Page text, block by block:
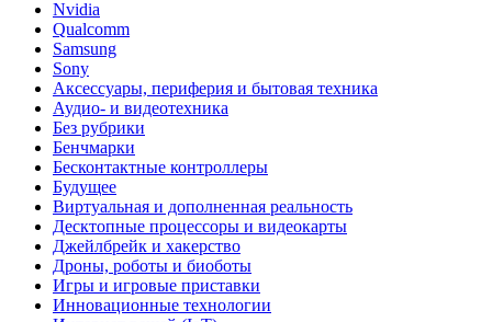
Nvidia
Qualcomm
Samsung
Sony
Аксессуары, периферия и бытовая техника
Аудио- и видеотехника
Без рубрики
Бенчмарки
Бесконтактные контроллеры
Будущее
Виртуальная и дополненная реальность
Десктопные процессоры и видеокарты
Джейлбрейк и хакерство
Дроны, роботы и биоботы
Игры и игровые приставки
Инновационные технологии